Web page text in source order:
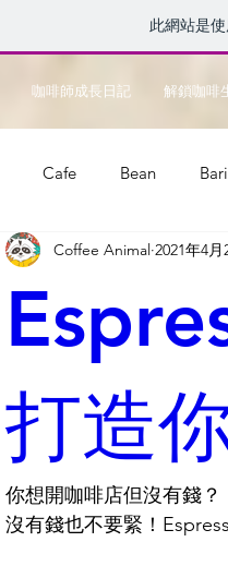
此網站是使
咖啡師成長日記 解鎖咖啡
Cafe Bean
Green Startup
打造
Coffee Animal 2021年4月
你想開咖啡店但沒有錢？
沒有錢也不要緊！